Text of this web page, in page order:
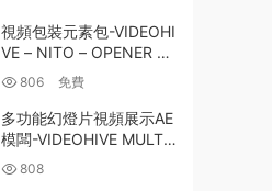
視頻包裝元素包-VIDEOHI
VE – NITO – OPENER EL
EMENT CONSTRUCTOR
PACK – 23770484
806 免費
多功能幻燈片視頻展示AE
模闆-VIDEOHIVE MULTI
PURPOSE SLIDESHOW
25266688
808